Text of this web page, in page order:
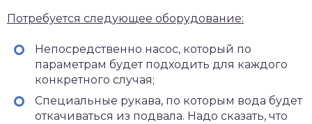
Потребуется следующее оборудование:
Непосредственно насос, который по
параметрам будет подходить для каждого
конкретного случая;
Специальные рукава, по которым вода будет
откачиваться из подвала. Надо сказать, что